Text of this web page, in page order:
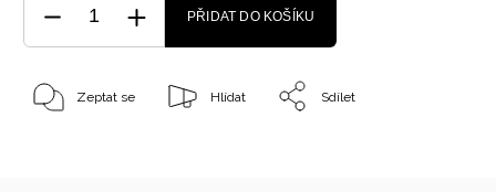
PŘIDAT DO KOŠÍKU
Zeptat se Hlídat Sdílet